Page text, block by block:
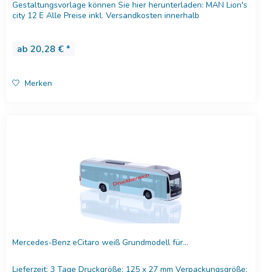
Gestaltungsvorlage können Sie hier herunterladen: MAN Lion's
city 12 E Alle Preise inkl. Versandkosten innerhalb
ab 20,28 € *
Merken
Mercedes-Benz eCitaro weiß Grundmodell für...
Lieferzeit: 3 Tage Druckgröße: 125 x 27 mm Verpackungsgröße: